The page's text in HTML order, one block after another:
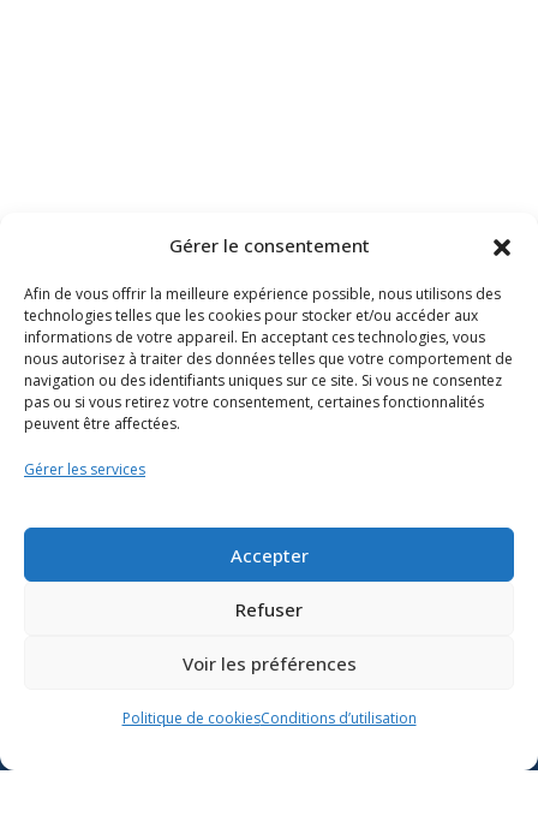
Gérer le consentement
Afin de vous offrir la meilleure expérience possible, nous utilisons des
technologies telles que les cookies pour stocker et/ou accéder aux
informations de votre appareil. En acceptant ces technologies, vous
nous autorisez à traiter des données telles que votre comportement de
navigation ou des identifiants uniques sur ce site. Si vous ne consentez
pas ou si vous retirez votre consentement, certaines fonctionnalités
peuvent être affectées.
Gérer les services
Accepter
Refuser
Voir les préférences
Politique de cookiesConditions d’utilisation
Soutien scolaire
Formation
ministère de l’Éducation sur